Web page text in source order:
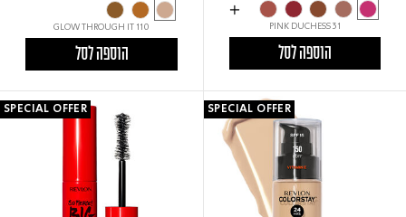
31 PINK DUCHESS
הוספה לסל
110 GLOW THROUGH IT
הוספה לסל
SPECIAL OFFER
SPECIAL OFFER